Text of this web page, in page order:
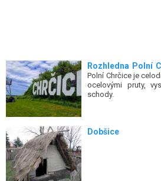
Rozhledna Polní
Polní Chrčice je
ocelovými pruty,
schody.
Dobšice